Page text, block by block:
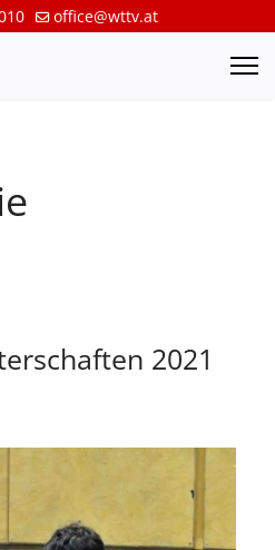
office@wttv.at
2021